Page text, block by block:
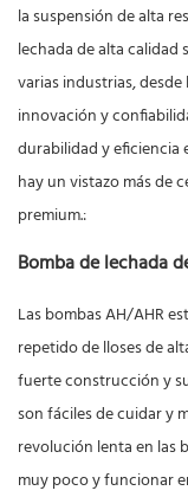
la suspensión de alta
lechada de alta calidad
varias industrias,
innovación y
durabilidad y eficiencia
hay un vistazo más de
premium.:
Bomba de lechada
Las bombas AH/AHR
repetido de lloses de
fuerte construcción y
son fáciles de cuidar y
revolución lenta en las
muy poco y funcionar